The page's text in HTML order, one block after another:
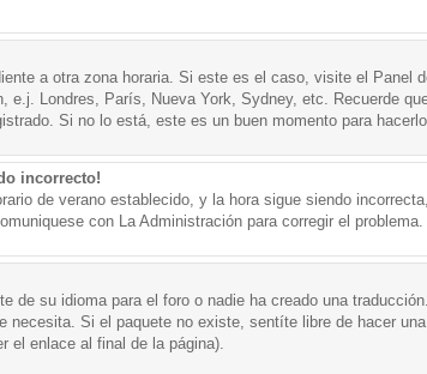
a otra zona horaria. Si este es el caso, visite el Panel
e.j. Londres, París, Nueva York, Sydney, etc. Recuerde
Si no lo está, este es un buen momento para
incorrecto!
de verano establecido, y la hora sigue siendo incorrecta,
con La Administración para corregir el problema.
de su idioma para el foro o nadie ha creado una traducción.
necesita. Si el paquete no existe, sentíte libre de hacer una
el enlace al final de la página).